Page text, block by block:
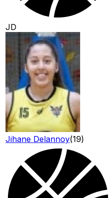
JD
Jihane Delannoy(19)